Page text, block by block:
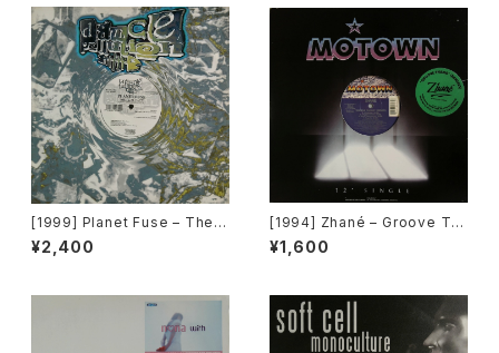
[1999] Planet Fuse – The R
eal Face [Dance Pollution]
¥2,400
[1994] Zhané – Groove Th
ang (Remix) [Motown][在庫
B]
¥1,600